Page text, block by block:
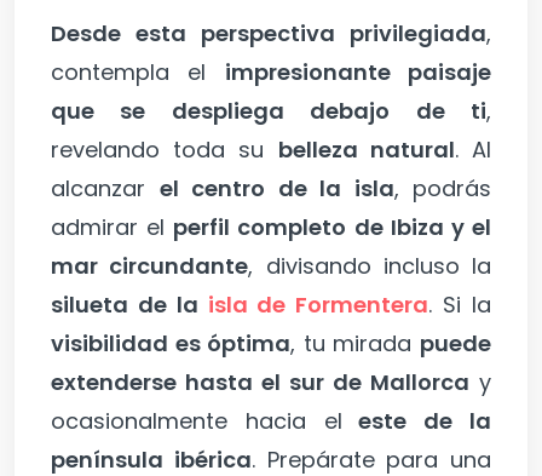
Desde esta perspectiva privilegiada,
contempla el impresionante paisaje
que se despliega debajo de ti,
revelando toda su belleza natural. Al
alcanzar el centro de la isla, podrás
admirar el perfil completo de Ibiza y el
mar circundante, divisando incluso la
silueta de la isla de Formentera. Si la
visibilidad es óptima, tu mirada puede
extenderse hasta el sur de Mallorca y
ocasionalmente hacia el este de la
península ibérica. Prepárate para una